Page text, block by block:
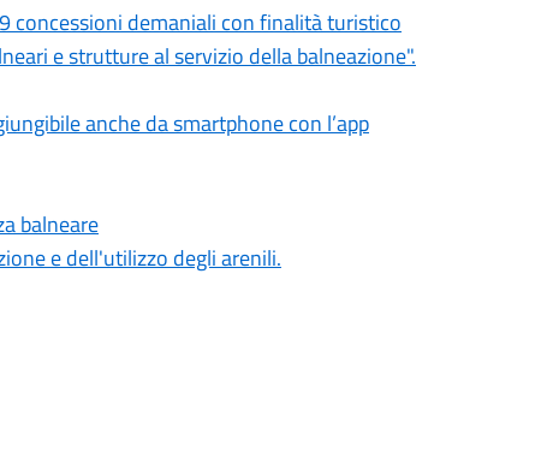
concessioni demaniali con finalità turistico
e strutture al servizio della balneazione".
anche da smartphone con l’app
balneare
e dell'utilizzo degli arenili.